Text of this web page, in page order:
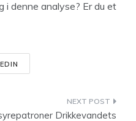
i denne analyse? Er du et
Drikkevandets